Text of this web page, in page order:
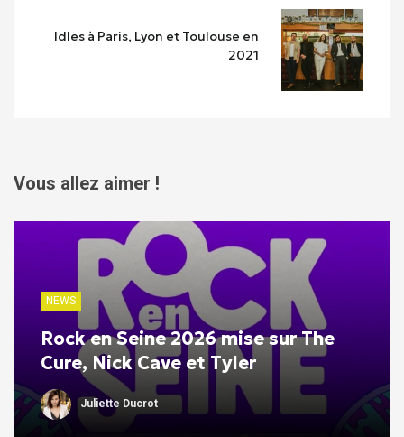
Idles à Paris, Lyon et Toulouse en
2021
Vous allez aimer !
NEWS
Rock en Seine 2026 mise sur The
Cure, Nick Cave et Tyler
Juliette Ducrot